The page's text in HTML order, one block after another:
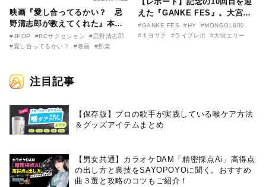
映画『愛し合ってるかい？ 忌
野清志郎が教えてくれた』本予
告映像とキービジュアルがつい
に解禁！ キヨシロー関連商品も
#JPOP #RCサクセション
#忌野清志郎
#愛し合ってるかい？
#映画 #邦楽
えた『GANKE FES』。大宮エ
リー作『アイヌの神々の崖』を
前に、キヨサク
#GANKE FES #HY
#MONGOL800
#キヨサク
#ライブレポ #大宮エリー
注目記事
【保存版】プロの歌手が実践している喉ケア⽅法
＆グッズアイテムまとめ
【男女共通】カラオケDAM「精密採点Ai」高得点
の出し方と裏技をSAYOPOYOに聞く。おすすめ
曲３選と攻略のコツもご紹介！